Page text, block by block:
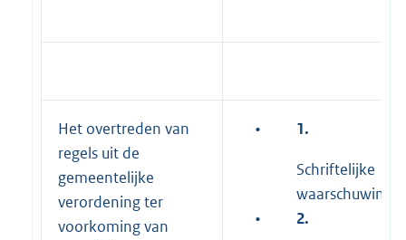
Het overtreden van
regels uit de
gemeentelijke
verordening ter
voorkoming van
• 1.
Schriftelijke
waarschuwing
•
2.